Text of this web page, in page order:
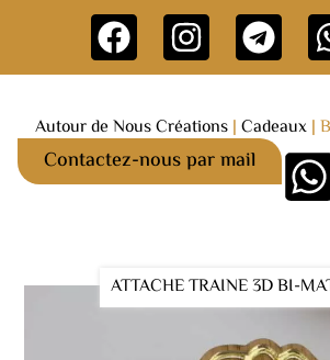
Autour de Nous Créations| Cadeaux|
Contactez-nous par mail
ATTACHE TRAINE 3D BI-